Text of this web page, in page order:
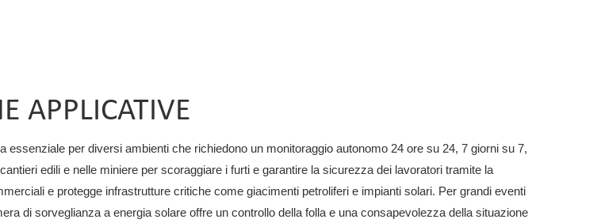
APPLICATIVE
per diversi ambienti che richiedono un monitoraggio autonomo 24 ore su 24, 7 giorni su 7,
edili e nelle miniere per scoraggiare i furti e garantire la sicurezza dei lavoratori tramite la
e protegge infrastrutture critiche come giacimenti petroliferi e impianti solari. Per grandi eventi
di sorveglianza a energia solare offre un controllo della folla e una consapevolezza della situazione